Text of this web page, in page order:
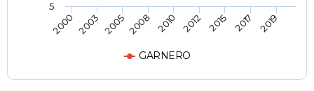
GARNERO
2000 2003 20052008 2010 2012 2015 2017 2019
5